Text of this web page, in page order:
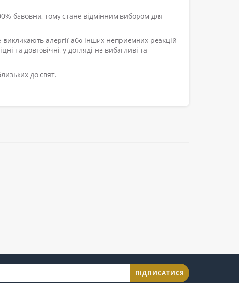
бавовни, тому стане відмінним вибором для
алергії або інших неприємних реакцій
та довговічні, у догляді не вибагливі та
до свят.
ПІДПИСАТИСЯ